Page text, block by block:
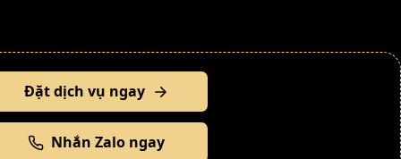
Đặt dịch vụ ngay
Nhắn Zalo ngay